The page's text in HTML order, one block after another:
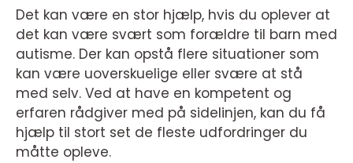
Det kan være en stor hjælp, hvis du oplever at
det kan være svært som forældre til barn med
autisme. Der kan opstå flere situationer som
kan være uoverskuelige eller svære at stå
med selv. Ved at have en kompetent og
erfaren rådgiver med på sidelinjen, kan du få
hjælp til stort set de fleste udfordringer du
måtte opleve.